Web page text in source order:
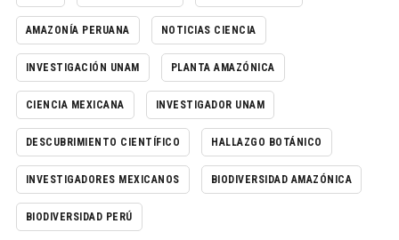
AMAZONÍA PERUANA NOTICIAS CIENCIA
INVESTIGACIÓN UNAM PLANTA AMAZÓNICA
CIENCIA MEXICANA INVESTIGADOR UNAM
DESCUBRIMIENTO CIENTÍFICO HALLAZGO BOTÁNICO
INVESTIGADORES MEXICANOS BIODIVERSIDAD AMAZÓNICA
BIODIVERSIDAD PERÚ